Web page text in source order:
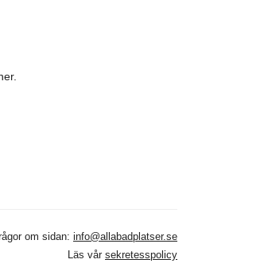
om sidan: info@allabadplatser.se
Läs vår sekretesspolicy